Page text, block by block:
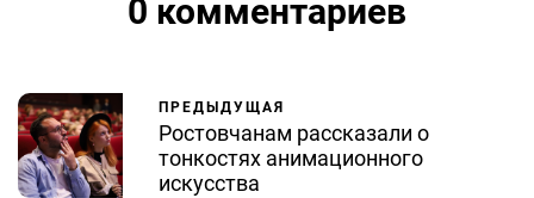
0 комментариев
ПРЕДЫДУЩАЯ
Ростовчанам рассказали о
тонкостях анимационного
искусства